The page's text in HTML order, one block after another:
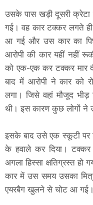
उसके पास खड़ी दूसरी
गई। वह कार टक्कर लगते
आ गई और उस कार का
आरोपी की कार यहीं नहीं
को एक-एक कर टक्कर मार
बाद में आरोपी ने कार को
लगा। जिसे वहां मौजूद
थी। इस कारण कुछ लोगों ने
इसके बाद उसे एक स्कूटी पर
के हवाले कर दिया। टक्कर
अगला हिस्सा क्षतिग्रस्त
कार में उस समय उसका
एयरबैग खुलने से चोट आ गई।